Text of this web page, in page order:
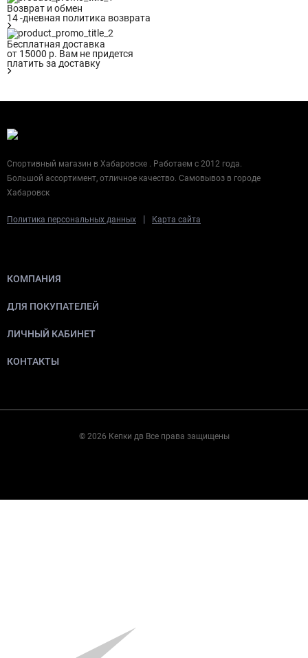
Возврат и обмен
14 -дневная политика возврата
Бесплатная доставка
от 15000 р. Вам не придется
платить за доставку
Спортивный магазин в Хабаровске . Работаем с 2012 года.
Большой ассортимент, отличное качество. Самовывоз в городе
Хабаровск
Политика персональных данных | Карта сайта
КОМПАНИЯ
ДЛЯ ПОКУПАТЕЛЕЙ
ЛИЧНЫЙ КАБИНЕТ
КОНТАКТЫ
© 2026 Кепки дв Все права защищены